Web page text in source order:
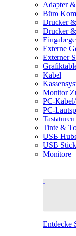
Adapter
Büro
Drucker
Drucker
Externe
Externer
Kabel
Monitor
PC-
PC-
Tinte &
USB
USB
Monitore
Entdecke